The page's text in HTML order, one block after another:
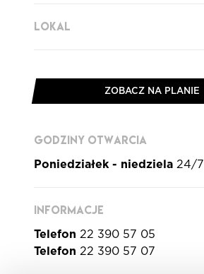
LOKAL
ZOBACZ NA PLANIE
GODZINY OTWARCIA
Poniedziałek - niedziela 24/7
INFORMACJE
Telefon 22 390 57 05
Telefon 22 390 57 07